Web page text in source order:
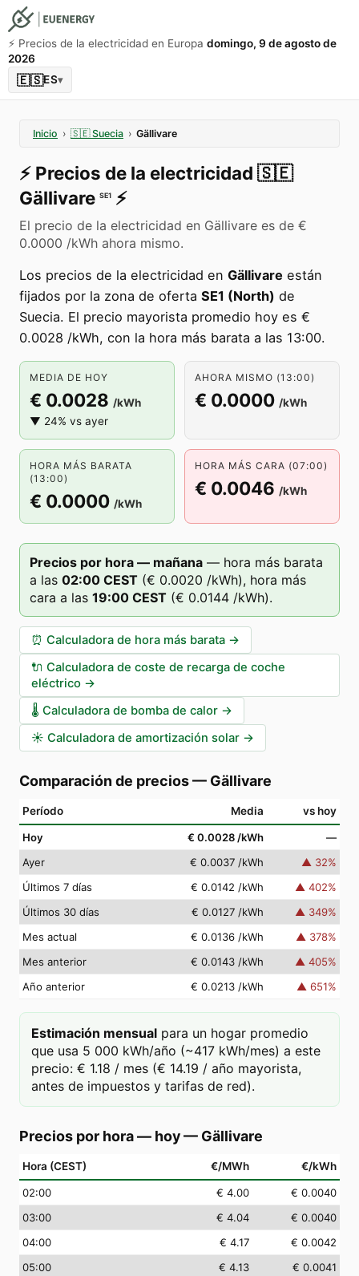
⚡️ Precios de la electricidad en Europa domingo, 9 de agosto de
2026
🇪🇸ES▾
Inicio › 🇸🇪 Suecia › Gällivare
⚡️ Precios de la electricidad 🇸🇪
Gällivare SE1 ⚡️
El precio de la electricidad en Gällivare es de €
0.0000 /kWh ahora mismo.
Los precios de la electricidad en Gällivare están
fijados por la zona de oferta SE1 (North) de
Suecia. El precio mayorista promedio hoy es €
0.0028 /kWh, con la hora más barata a las 13:00.
MEDIA DE HOY
€ 0.0028 /kWh
▼ 24% vs ayer
AHORA MISMO (13:00)
€ 0.0000 /kWh
HORA MÁS BARATA
(13:00)
€ 0.0000 /kWh
HORA MÁS CARA (07:00)
€ 0.0046 /kWh
Precios por hora — mañana — hora más barata
a las 02:00 CEST (€ 0.0020 /kWh), hora más
cara a las 19:00 CEST (€ 0.0144 /kWh).
⏰ Calculadora de hora más barata →
🔌 Calculadora de coste de recarga de coche
eléctrico →
🌡️ Calculadora de bomba de calor →
☀️ Calculadora de amortización solar →
Comparación de precios— Gällivare
Período Media vs hoy
Hoy € 0.0028 /kWh
—
Ayer
€ 0.0037 /kWh ▲ 32%
Últimos 7 días
€ 0.0142 /kWh ▲ 402%
Últimos 30 días
€ 0.0127 /kWh ▲ 349%
Mes actual
€ 0.0136 /kWh ▲ 378%
Mes anterior
€ 0.0143 /kWh ▲ 405%
Año anterior
€ 0.0213 /kWh ▲ 651%
Estimación mensual para un hogar promedio
que usa 5 000 kWh/año (~417 kWh/mes) a este
precio: € 1.18 / mes (€ 14.19 / año mayorista,
antes de impuestos y tarifas de red).
Precios por hora — hoy— Gällivare
Hora (CEST) €/MWh €/kWh
02:00 € 4.00
€ 0.0040
03:00 € 4.04
€ 0.0040
04:00 € 4.17
€ 0.0042
05:00 € 4.13
€ 0.0041